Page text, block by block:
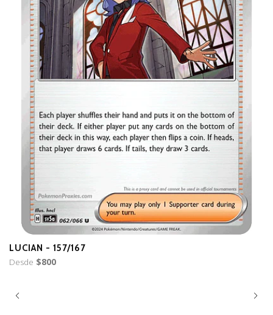
LUCIAN - 157/167
Desde $800